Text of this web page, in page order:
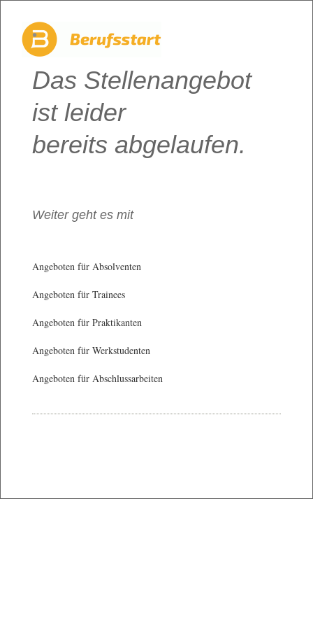
Das Stellenangebot
ist leider
bereits abgelaufen.
Weiter geht es mit
Angeboten für Absolventen
Angeboten für Trainees
Angeboten für Praktikanten
Angeboten für Werkstudenten
Angeboten für Abschlussarbeiten